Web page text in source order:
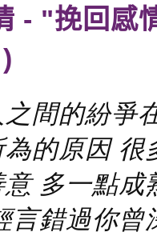
- "挽回感
間的紛爭
的原因
多一點
言錯過你曾